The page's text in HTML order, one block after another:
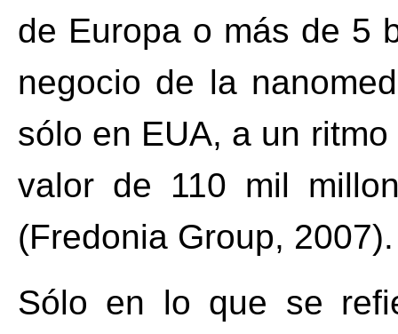
de Europa o más de 5
negocio de la
sólo en EUA, a un
valor de 110 mil
(Fredonia Group, 2007).
Sólo en lo que se